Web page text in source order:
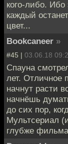
кого-либо.
каждый
цвет...
Bookcaneer »
#45 | 03.06.18
Спауна
лет. Отличное
начнут расти
начнёшь
до сих пор,
Мультсериал
глубже